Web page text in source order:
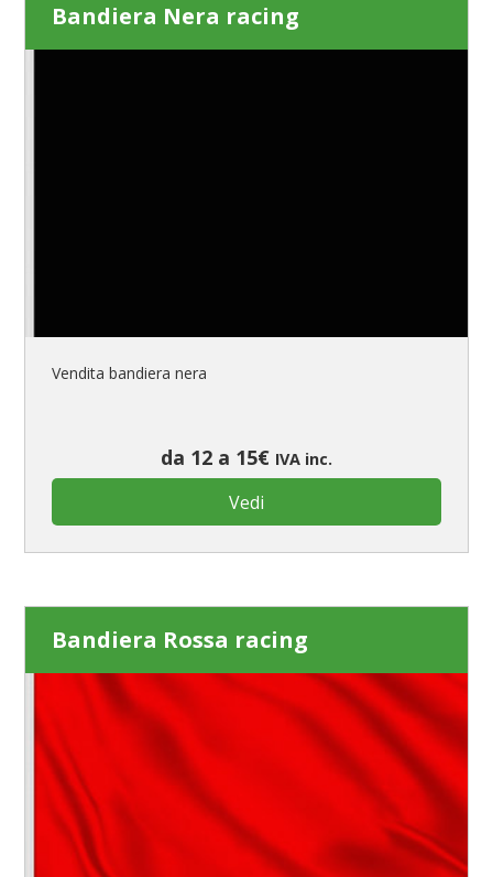
Bandiera Nera racing
Vendita bandiera nera
da 12 a 15€ IVA inc.
Vedi
Bandiera Rossa racing